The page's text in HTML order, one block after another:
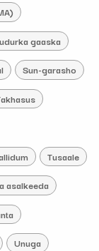
gaaska
Sun-garasho
Tusaale
asalkeeda
Unuga